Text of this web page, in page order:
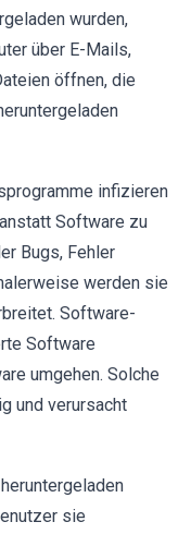
wurden,
über E-Mails,
öffnen, die
infizieren
Software zu
Bugs, Fehler
werden sie
Software-
Software
umgehen. Solche
und verursacht
sie